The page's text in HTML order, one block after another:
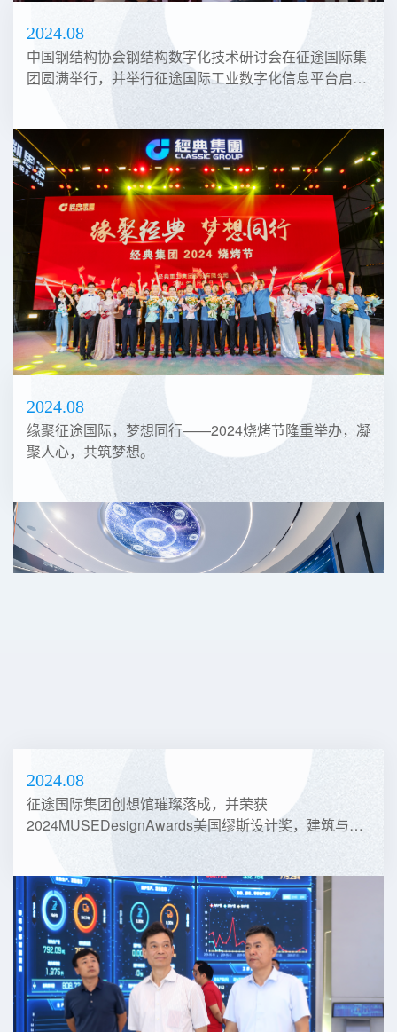
2024.08
中国钢结构协会钢结构数字化技术研讨会在征途国际集
团圆满举行，并举行征途国际工业数字化信息平台启动
2024.08
缘聚征途国际，梦想同行——2024烧烤节隆重举办，凝
聚人心，共筑梦想。
2024.08
征途国际集团创想馆璀璨落成，并荣获
2024MUSEDesignAwards美国缪斯设计奖，建筑与博